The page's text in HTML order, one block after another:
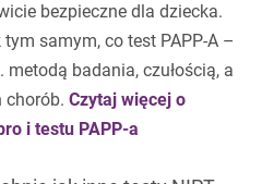
bezpieczne dla dziecka.
samym, co test PAPP-A –
badania, czułością, a
chorób. Czytaj więcej o
i testu PAPP-a